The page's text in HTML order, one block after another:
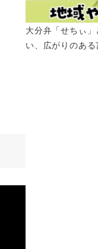
大分弁「せちぃ
い、広がりのある